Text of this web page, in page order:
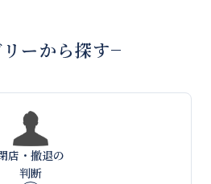
ーから探す
店・撤退の
判断